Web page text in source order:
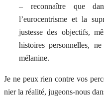
– reconnaître que
l’eurocentrisme et la
justesse des objectifs,
histoires personnelles,
mélanine.
Je ne peux rien contre vos
nier la réalité, jugeons-nous